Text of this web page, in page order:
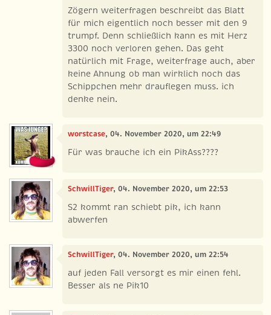
Zögern weiterfragen beschreibt das Blatt
für mich eigentlich noch besser mit den 9
trumpf. Denn schließlich kann es mit Herz
3300 noch verloren gehen. Das geht
natürlich mit Frage, weiterfrage auch, aber
keine Ahnung ob man wirklich noch das
Schippchen mehr drauflegen muss. ich
denke nein.
worstcase, 04. November 2020, um 22:49
Für was brauche ich ein PikAss????
SchwillTiger, 04. November 2020, um 22:53
S2 kommt ran schiebt pik, ich kann
abwerfen
SchwillTiger, 04. November 2020, um 22:54
auf jeden Fall versorgt es mir einen fehl.
Besser als ne Pik10